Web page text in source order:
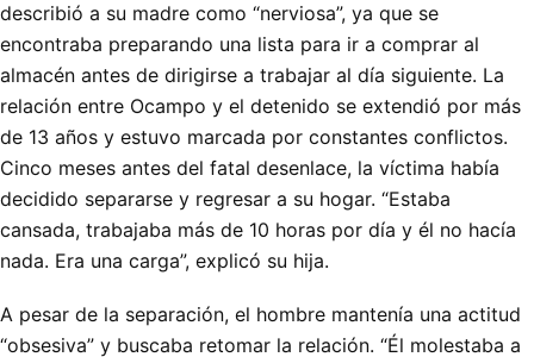
describió a su madre como “nerviosa”, ya que se
encontraba preparando una lista para ir a comprar al
almacén antes de dirigirse a trabajar al día siguiente. La
relación entre Ocampo y el detenido se extendió por más
de 13 años y estuvo marcada por constantes conflictos.
Cinco meses antes del fatal desenlace, la víctima había
decidido separarse y regresar a su hogar. “Estaba
cansada, trabajaba más de 10 horas por día y él no hacía
nada. Era una carga”, explicó su hija.
A pesar de la separación, el hombre mantenía una actitud
“obsesiva” y buscaba retomar la relación. “Él molestaba a